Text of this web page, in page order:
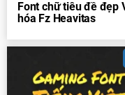
Font chữ tiêu đề đẹp
hóa Fz Heavitas